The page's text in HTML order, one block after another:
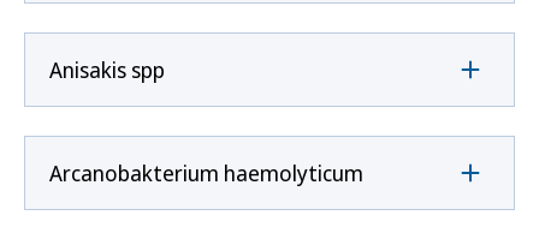
Anisakis spp
Arcanobakterium haemolyticum